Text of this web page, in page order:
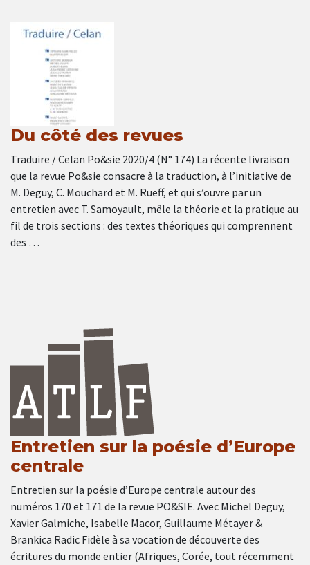
Du côté des revues
Traduire / Celan Po&sie 2020/4 (N° 174) La récente livraison
que la revue Po&sie consacre à la traduction, à l’initiative de
M. Deguy, C. Mouchard et M. Rueff, et qui s’ouvre par un
entretien avec T. Samoyault, mêle la théorie et la pratique au
fil de trois sections : des textes théoriques qui comprennent
des …
Entretien sur la poésie d’Europe
centrale
Entretien sur la poésie d’Europe centrale autour des
numéros 170 et 171 de la revue PO&SIE. Avec Michel Deguy,
Xavier Galmiche, Isabelle Macor, Guillaume Métayer &
Brankica Radic Fidèle à sa vocation de découverte des
écritures du monde entier (Afriques, Corée, tout récemment